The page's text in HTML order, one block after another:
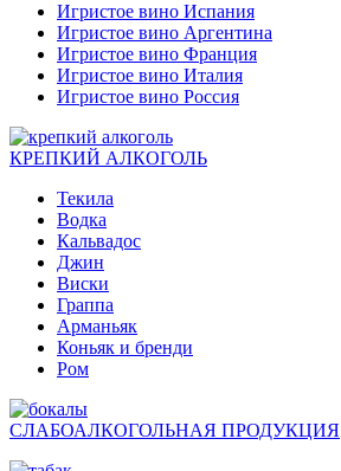
Игристое вино Испания
Игристое вино Аргентина
Игристое вино Франция
Игристое вино Италия
Игристое вино Россия
КРЕПКИЙ АЛКОГОЛЬ
Текила
Водка
Кальвадос
Джин
Виски
Граппа
Арманьяк
Коньяк и бренди
Ром
СЛАБОАЛКОГОЛЬНАЯ ПРОДУКЦИЯ